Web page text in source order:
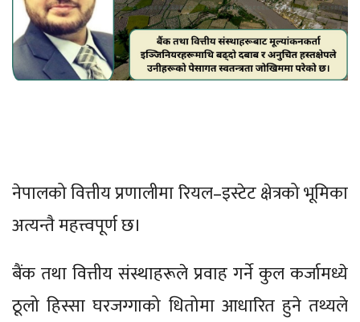
नेपालको वित्तीय प्रणालीमा रियल–इस्टेट क्षेत्रको भूमिका
अत्यन्तै महत्त्वपूर्ण छ।
बैंक तथा वित्तीय संस्थाहरूले प्रवाह गर्ने कुल कर्जामध्ये
ठूलो हिस्सा घरजग्गाको धितोमा आधारित हुने तथ्यले